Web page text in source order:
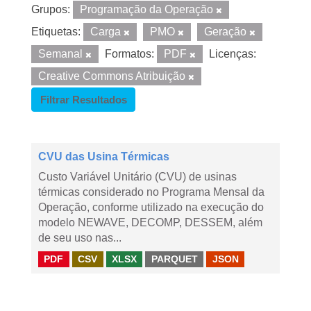
Grupos:
Programação da Operação
Etiquetas:
Carga PMO
Geração
Semanal
Formatos: PDF
Licenças:
Creative Commons Atribuição
Filtrar Resultados
CVU das Usina Térmicas
Custo Variável Unitário (CVU) de usinas
térmicas considerado no Programa Mensal da
Operação, conforme utilizado na execução do
modelo NEWAVE, DECOMP, DESSEM, além
de seu uso nas...
PDF CSV XLSX PARQUET JSON